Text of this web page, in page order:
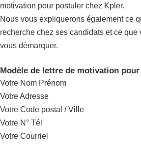
motivation pour postuler chez Kpler.
Nous vous expliquerons également ce
recherche chez ses candidats et ce que
vous démarquer.
Modèle de lettre de motivation
Votre Nom Prénom
Votre Adresse
Votre Code postal / Ville
Votre N° Tél
Votre Courriel